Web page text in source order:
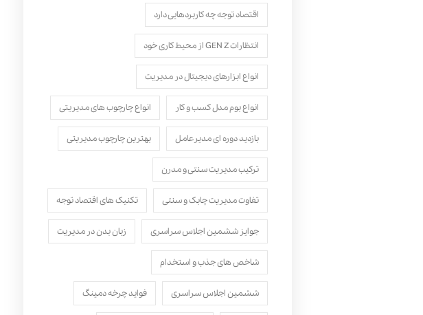
اقتصاد توجه چه کاربردهایی دارد
انتظارات GEN Z از محیط کاری خود
انواع ابزارهای دیجیتال در مدیریت
انواع بوم مدل کسب‌ و کار انواع چارچوب های مدیریتی
بازدید دوره ای مدیرعامل بهترین چارچوب مدیریتی
ترکیب مدیریت سنتی و مدرن
تفاوت مدیریت چابک و سنتی تکنیک های اقتصاد توجه
جوایز ششمین اجلاس سراسری زبان بدن در مدیریت
شاخص های جذب و استخدام
ششمین اجلاس سراسری فواید چرخه دمینگ